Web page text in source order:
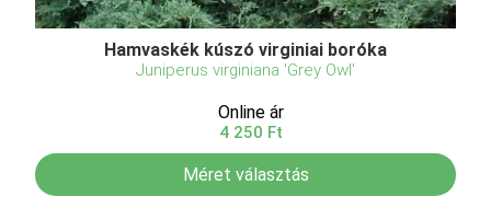
Hamvaskék kúszó virginiai boróka
Juniperus virginiana 'Grey Owl'
Online ár
4 250 Ft
Méret választás